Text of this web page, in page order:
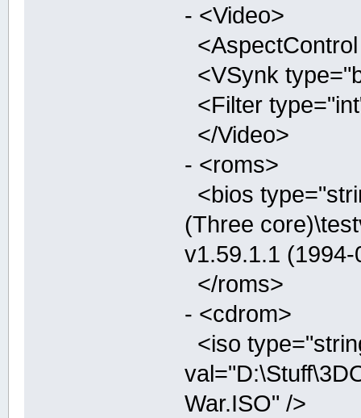
- <Video>
<VSynk
<Filter
</Video>
- <roms>
<bios
(Three
v1.59.1.1
</roms>
- <cdrom>
<iso
War.ISO" />